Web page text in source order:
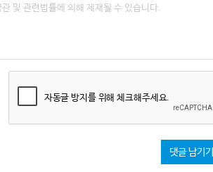
자동글 방지를 위해 체크해주세요.
댓글 남기기